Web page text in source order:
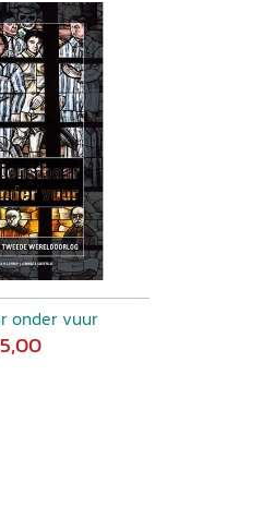
onder vuur